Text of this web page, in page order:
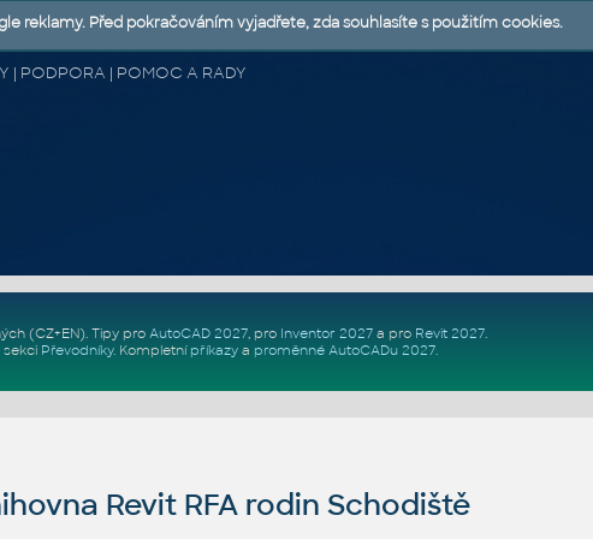
| PODPORA | POMOC A RADY
(CZ+EN). Tipy pro AutoCAD 2027, pro Inventor 2027a pro Revit 2027.
Převodníky. Kompletní příkazya proměnné AutoCADu 2027.
Revit RFA rodin Schodiště
reklamy. Před pokračováním vyjadřete, zda souhlasíte s použitím cookies.